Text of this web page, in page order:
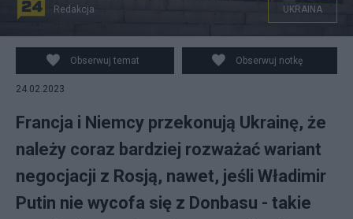
Wołodymyr Zełenski z Emmanuelem Macronem i
Olafem Scholzem w trakcie ostatniej wizyty w Paryżu.
Fot. niemiecki rząd
Redakcja UKRAINA
Obserwuj temat Obserwuj notkę
24.02.2023
Francja i Niemcy przekonują Ukrainę, że
należy coraz bardziej rozważać wariant
negocjacji z Rosją, nawet, jeśli Władimir
Putin nie wycofa się z Donbasu - takie